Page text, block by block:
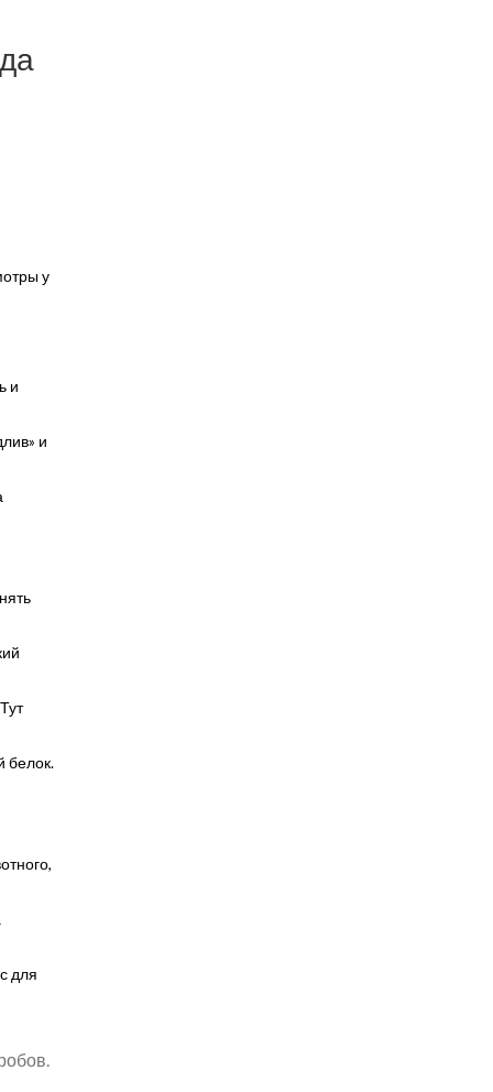
у
и
и
белок.
для